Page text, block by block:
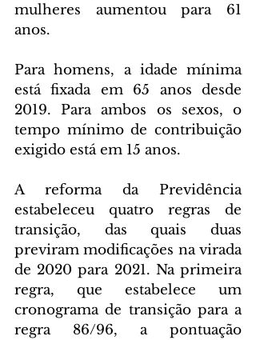
mulheres aumentou para 61
anos.
Para homens, a idade mínima
está fixada em 65 anos desde
2019. Para ambos os sexos, o
tempo mínimo de contribuição
exigido está em 15 anos.
A reforma da Previdência
estabeleceu quatro regras de
transição, das quais duas
previram modificações na virada
de 2020 para 2021. Na primeira
regra, que estabelece um
cronograma de transição para a
regra 86/96, a pontuação